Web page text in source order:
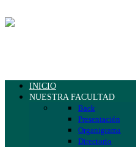
INICIO
NUESTRA FACULTAD
Back
Presentación
Organigrama
Directorio